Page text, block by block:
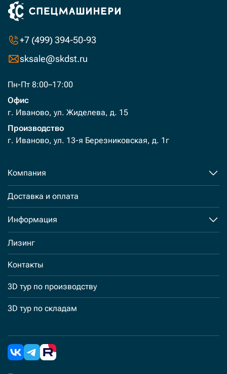
+7 (499) 394-50-93
sksale@skdst.ru
Пн-Пт 8:00–17:00
Офис
г. Иваново, ул. Жиделева, д. 15
Производство
г. Иваново, ул. 13-я Березниковская, д. 1г
Компания
Доставка и оплата
Информация
Лизинг
Контакты
3D тур по производству
3D тур по складам